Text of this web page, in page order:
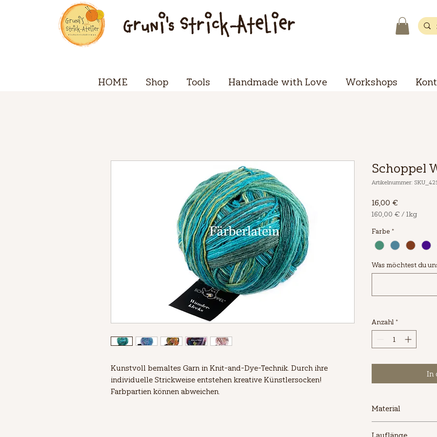
Gruni's Strick-Atelier
HOME Shop Tools Handmade with Love Workshops
Kunstvoll bemaltes Garn in Knit-and-Dye-Technik. Durch ihre
individuelle Strickweise entstehen kreative Künstlersocken!
Farbpartien können abweichen.
Schoppel
Artikelnummer:
16,00 €
160,00 € / 1kg
pro
Kilogramm
Farbe *
Was möchtest du
Anzahl *
In
Material